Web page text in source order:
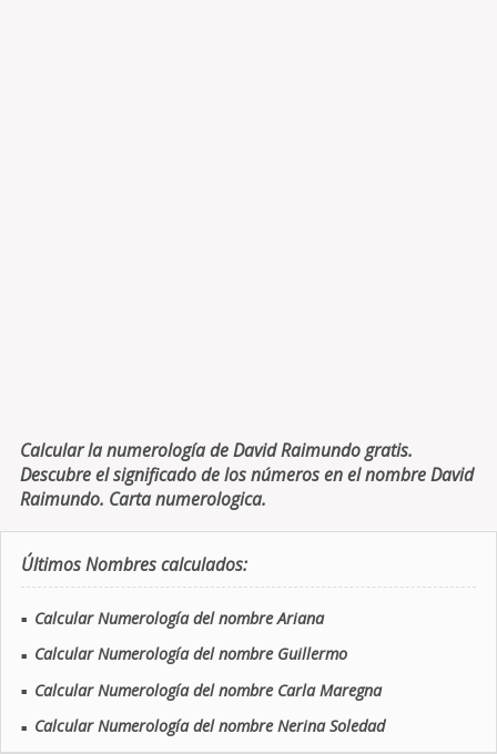
Calcular la numerología de David Raimundo gratis.
Descubre el significado de los números en el nombre David
Raimundo. Carta numerologica.
Últimos Nombres calculados:
■ Calcular Numerología del nombre Ariana
■ Calcular Numerología del nombre Guillermo
■ Calcular Numerología del nombre Carla Maregna
■ Calcular Numerología del nombre Nerina Soledad